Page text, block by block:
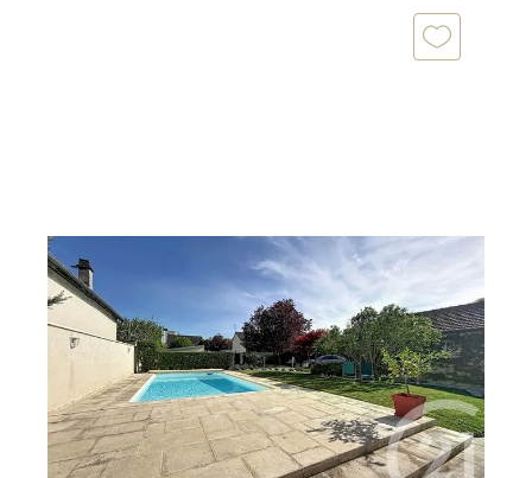
ST ANDRE LES VERGERS 10
174 m
Ref : 71799
Maison à vendre
420 000 €
EXCLU ! Magnifique maison 1930 de 171 M2.